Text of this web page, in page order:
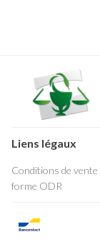
Liens légaux
Conditions de vente
forme ODR